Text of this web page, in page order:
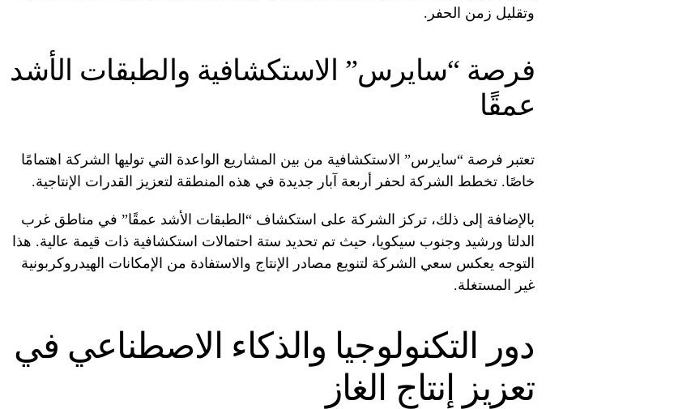
وتقليل زمن الحفر.
فرصة “سايرس” الاستكشافية والطبقات الأشد
عمقًا
تعتبر فرصة “سايرس” الاستكشافية من بين المشاريع الواعدة التي توليها الشركة اهتمامًا
خاصًا. تخطط الشركة لحفر أربعة آبار جديدة في هذه المنطقة لتعزيز القدرات الإنتاجية.
بالإضافة إلى ذلك، تركز الشركة على استكشاف “الطبقات الأشد عمقًا” في مناطق غرب
الدلتا ورشيد وجنوب سيكويا، حيث تم تحديد ستة احتمالات استكشافية ذات قيمة عالية. هذا
التوجه يعكس سعي الشركة لتنويع مصادر الإنتاج والاستفادة من الإمكانات الهيدروكربونية
غير المستغلة.
دور التكنولوجيا والذكاء الاصطناعي في
تعزيز إنتاج الغاز